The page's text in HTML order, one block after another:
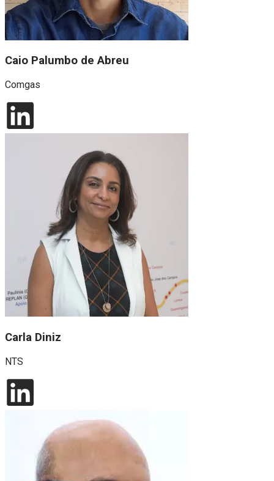
Caio Palumbo de Abreu
Comgas
Carla Diniz
NTS